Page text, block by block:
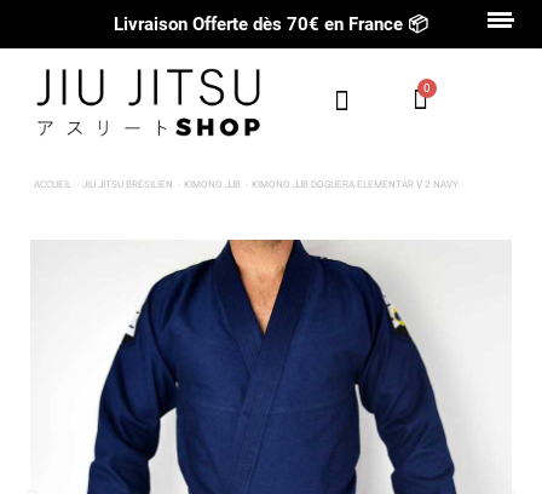
Livraison Offerte dès 70€ en France 📦
ACCUEIL JIU JITSU BRÉSILIEN KIMONO JJB KIMONO JJB DOGUERA ELEMENTAR V 2 NAVY